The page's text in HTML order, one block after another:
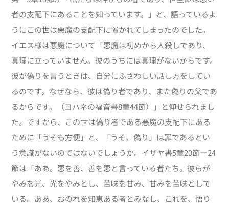
者の支配下にあることを知っています。」と、語っているよ
うにこの世は悪魔の支配下に置かれてしまったのでした。
イエス様は悪魔について「悪魔は初めから人殺しであり、
真理に立っていません。彼のうちには真理がないからです。
彼が偽りを言うときは、自分にふさわしい話し方をしてい
るのです。なぜなら、彼は偽り者であり、また偽りの父であ
るからです。（ヨハネの福音書8章44節）」と仰せられまし
た。ですから、この世は偽り者である悪魔の支配下にある
ために「うそも方便」と、「うそ、偽り」は罪であるとい
う意識がないのではないでしょうか。イザヤ書5章20節ー24
節は「ああ。悪を善、善を悪と言っている者たち。彼らが
やみを光、光をやみとし、苦味を甘み、甘みを苦味として
いる。ああ、おのれを知恵ある者とみなし、これを、悟り